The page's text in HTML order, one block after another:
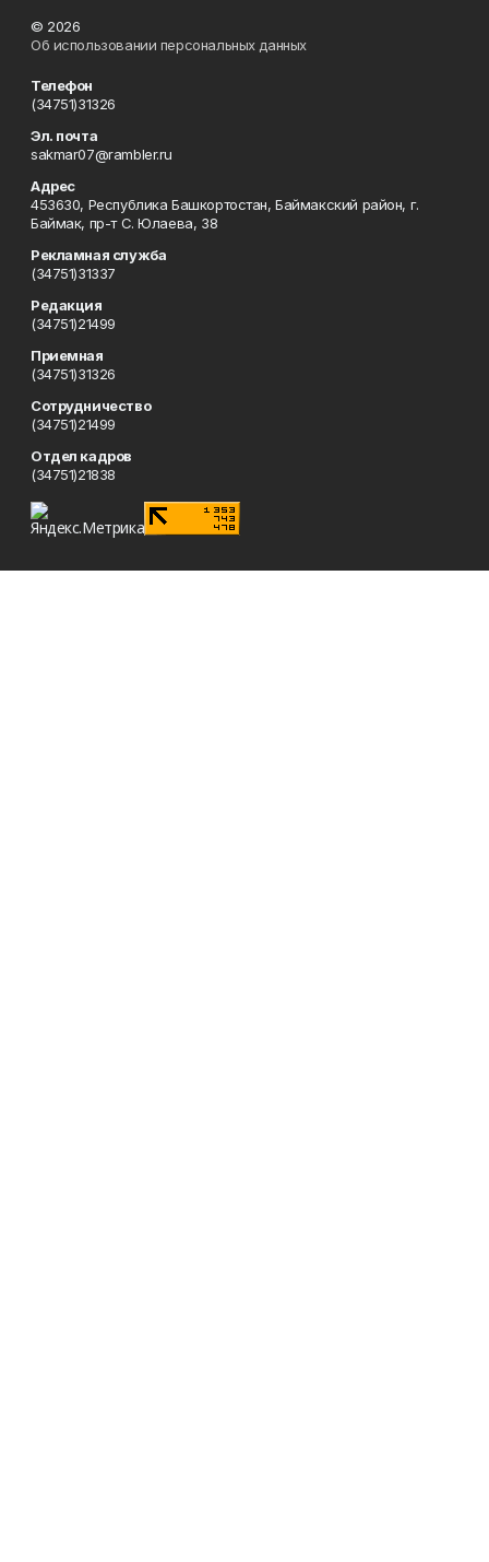
© 2026
Об использовании персональных данных
Телефон
(34751)31326
Эл. почта
sakmar07@rambler.ru
Адрес
453630, Республика Башкортостан, Баймакский район, г.
Баймак, пр-т С. Юлаева, 38
Рекламная служба
(34751)31337
Редакция
(34751)21499
Приемная
(34751)31326
Сотрудничество
(34751)21499
Отдел кадров
(34751)21838